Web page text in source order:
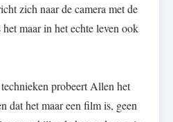
zich naar de camera met de
maar in het echte leven ook
probeert Allen het
dat het maar een film is, geen